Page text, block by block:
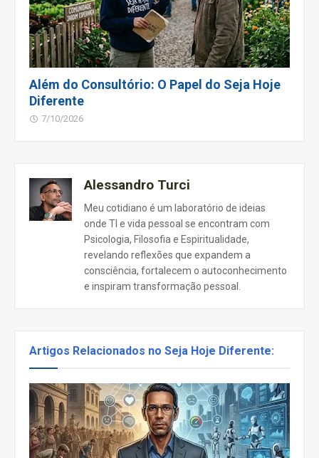
Além do Consultório: O Papel do Seja Hoje
Diferente
7/10/2026
Alessandro Turci
Meu cotidiano é um laboratório de ideias
onde TI e vida pessoal se encontram com
Psicologia, Filosofia e Espiritualidade,
revelando reflexões que expandem a
consciência, fortalecem o autoconhecimento
e inspiram transformação pessoal.
Artigos Relacionados no Seja Hoje Diferente: